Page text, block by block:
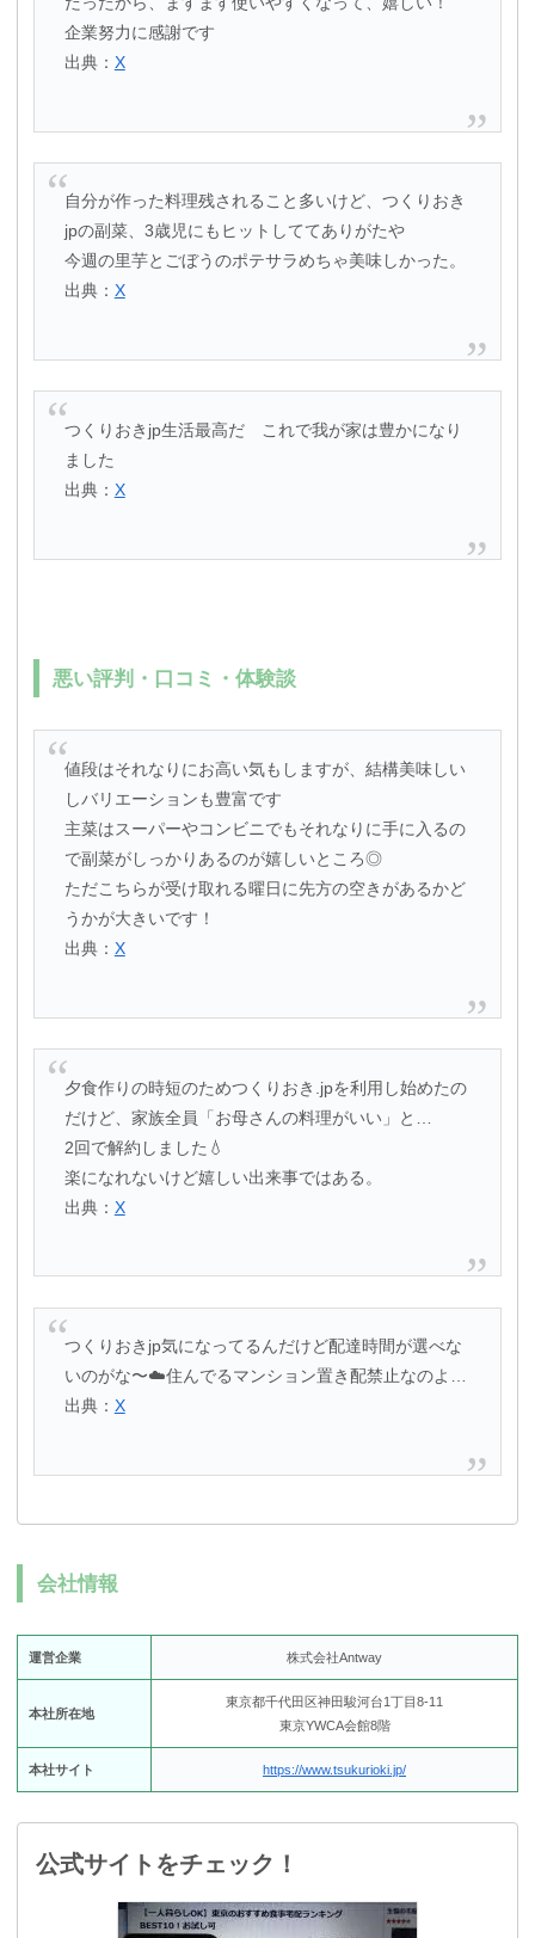
企業努力に感謝です
出典： X
自分が作った料理残されること多いけど、つくりおき
jpの副菜、3歳児にもヒットしててありがたや
今週の里芋とごぼうのポテサラめちゃ美味しかった。
出典： X
つくりおきjp生活最高だ これで我が家は豊かになり
ました
出典： X
悪い評判・口コミ・体験談
値段はそれなりにお高い気もしますが、結構美味しい
しバリエーションも豊富です
主菜はスーパーやコンビニでもそれなりに手に入るの
で副菜がしっかりあるのが嬉しいところ◎
ただこちらが受け取れる曜日に先方の空きがあるかど
うかが大きいです！
出典： X
夕食作りの時短のためつくりおき.jpを利用し始めたの
だけど、家族全員「お母さんの料理がいい」と…
2回で解約しました💧
楽になれないけど嬉しい出来事ではある。
出典： X
つくりおきjp気になってるんだけど配達時間が選べな
いのがな〜☁️住んでるマンション置き配禁止なのよ…
出典： X
会社情報
運営企業 株式会社Antway
本社所在地
東京都千代田区神田駿河台1丁目8-11
東京YWCA会館8階
本社サイト https://www.tsukurioki.jp/
公式サイトをチェック！